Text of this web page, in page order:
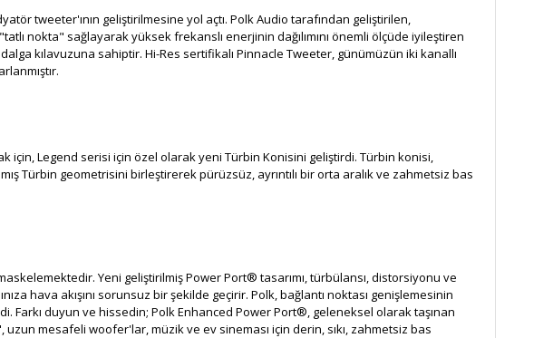
tweeter'ının geliştirilmesine yol açtı. Polk Audio tarafından geliştirilen,
nokta" sağlayarak yüksek frekanslı enerjinin dağılımını önemli ölçüde iyileştiren
kılavuzuna sahiptir. Hi-Res sertifikalı Pinnacle Tweeter, günümüzün iki kanallı
için, Legend serisi için özel olarak yeni Türbin Konisini geliştirdi. Türbin konisi,
Türbin geometrisini birleştirerek pürüzsüz, ayrıntılı bir orta aralık ve zahmetsiz bas
Yeni geliştirilmiş Power Port® tasarımı, türbülansı, distorsiyonu ve
hava akışını sorunsuz bir şekilde geçirir. Polk, bağlantı noktası genişlemesinin
Farkı duyun ve hissedin; Polk Enhanced Power Port®, geleneksel olarak taşınan
mesafeli woofer'lar, müzik ve ev sineması için derin, sıkı, zahmetsiz bas